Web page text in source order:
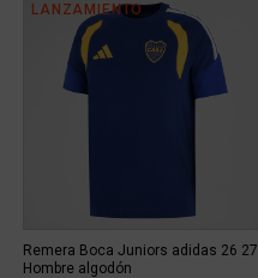
LANZAMIENTO
Remera Boca Juniors adidas 26 27
Hombre algodón